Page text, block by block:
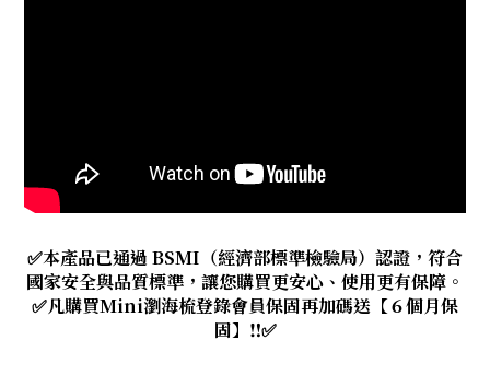
✅本產品已通過 BSMI（經濟部標準檢驗局）認證，符合
國家安全與品質標準，讓您購買更安心、使用更有保障。
✅凡購買Mini瀏海梳登錄會員保固再加碼送【６個月保
固】‼✅